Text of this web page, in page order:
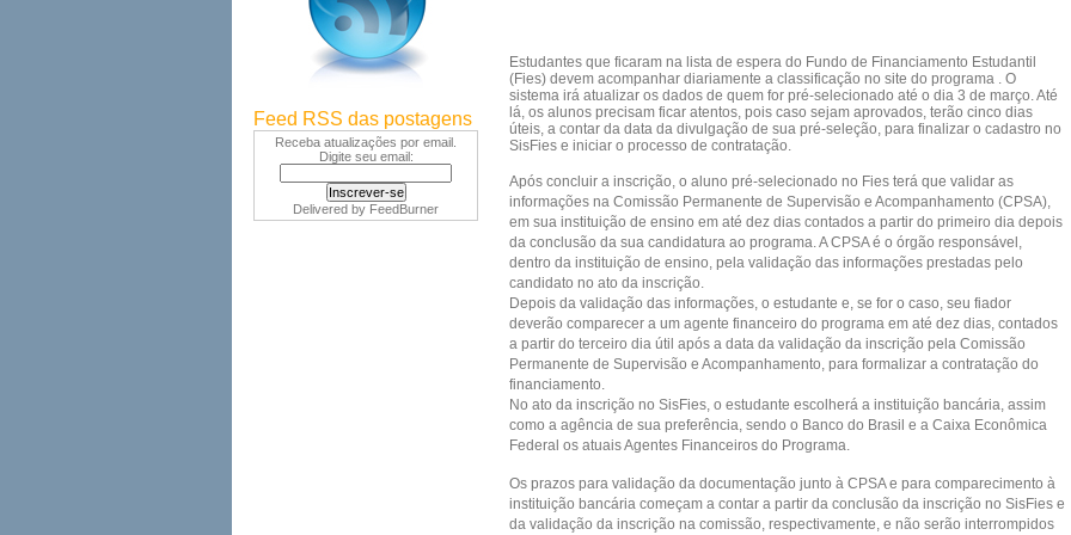
Feed RSS das postagens
Receba atualizações por email.
Digite seu email:
Delivered by FeedBurner
Estudantes que ficaram na lista de espera do Fundo de Financiamento Estudantil
(Fies) devem acompanhar diariamente a classificação no site do programa . O
sistema irá atualizar os dados de quem for pré-selecionado até o dia 3 de março. Até
lá, os alunos precisam ficar atentos, pois caso sejam aprovados, terão cinco dias
úteis, a contar da data da divulgação de sua pré-seleção, para finalizar o cadastro no
SisFies e iniciar o processo de contratação.
Após concluir a inscrição, o aluno pré-selecionado no Fies terá que validar as
informações na Comissão Permanente de Supervisão e Acompanhamento (CPSA),
em sua instituição de ensino em até dez dias contados a partir do primeiro dia depois
da conclusão da sua candidatura ao programa. A CPSA é o órgão responsável,
dentro da instituição de ensino, pela validação das informações prestadas pelo
candidato no ato da inscrição.
Depois da validação das informações, o estudante e, se for o caso, seu fiador
deverão comparecer a um agente financeiro do programa em até dez dias, contados
a partir do terceiro dia útil após a data da validação da inscrição pela Comissão
Permanente de Supervisão e Acompanhamento, para formalizar a contratação do
financiamento.
No ato da inscrição no SisFies, o estudante escolherá a instituição bancária, assim
como a agência de sua preferência, sendo o Banco do Brasil e a Caixa Econômica
Federal os atuais Agentes Financeiros do Programa.
Os prazos para validação da documentação junto à CPSA e para comparecimento à
instituição bancária começam a contar a partir da conclusão da inscrição no SisFies e
da validação da inscrição na comissão, respectivamente, e não serão interrompidos